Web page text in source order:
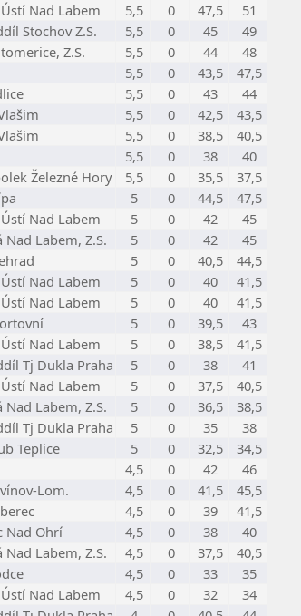
Nad Labem 5,5 0 47,5
51
Stochov Z.S. 5,5 0 45
49
Z.S. 5,5 0 44
48
5,5 0 43,5
47,5
5,5 0 43
44
5,5 0 42,5
43,5
5,5 0 38,5
40,5
5,5 0 38
40
Železné Hory 5,5 0 35,5
37,5
5 0 44,5
47,5
Nad Labem 5 0 42
45
Nad Labem, Z.S. 5 0 42
45
5 0 40,5
44,5
Nad Labem 5 0 40
41,5
Nad Labem 5 0 40
41,5
5 0 39,5
43
Nad Labem 5 0 38,5
41,5
Tj Dukla Praha 5 0 38
41
Nad Labem 5 0 37,5
40,5
Nad Labem, Z.S. 5 0 36,5
38,5
Tj Dukla Praha 5 0 35
38
Teplice 5 0 32,5
34,5
4,5 0 42
46
Lom. 4,5 0 41,5
45,5
4,5 0 39
41,5
Nad Ohrí 4,5 0 38
40
Nad Labem, Z.S. 4,5 0 37,5
40,5
4,5 0 33
35
Nad Labem 4,5 0 32
34